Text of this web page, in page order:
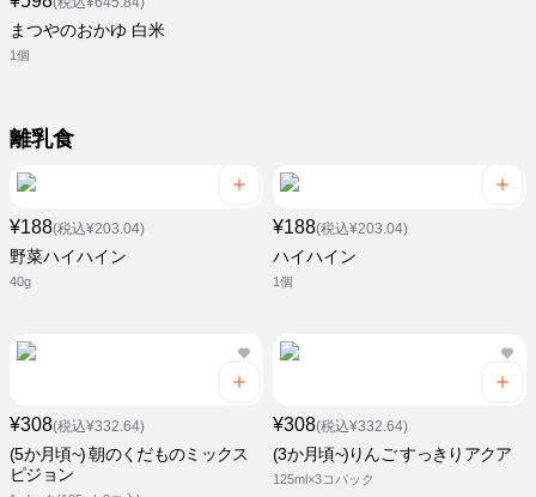
まつやのおかゆ 白米
1個
離乳食
¥188(税込¥203.04)
野菜ハイハイン
40g
¥188(税込¥203.04)
ハイハイン
1個
¥308(税込¥332.64)
(5か月頃~) 朝のくだものミックス
ピジョン
¥308(税込¥332.64)
(3か月頃~)りんご すっきりアクア
125ml×3コパック